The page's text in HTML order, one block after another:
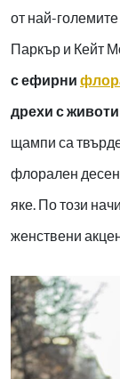
от най-
Паркър и Кейт
с ефирни
дрехи с
щампи са
флорален
яке. По този
женствени